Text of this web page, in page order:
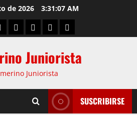
de 2026 3:31:08 AM
Juniorista
Juniorista
SUSCRIBIRSE